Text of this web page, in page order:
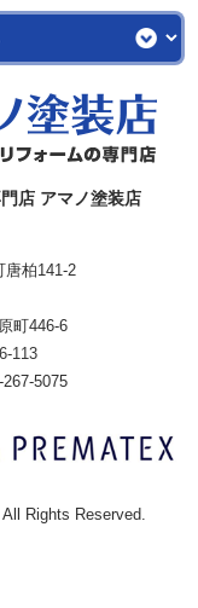
店 アマノ塗装店
唐柏141-2
町446-6
113
267-5075
Rights Reserved.